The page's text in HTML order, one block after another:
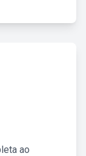
ao